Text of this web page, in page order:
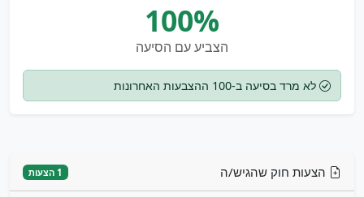
100%
הצביע עם הסיעה
לא מרד בסיעה ב-100 ההצבעות האחרונות
הצעות חוק שהגיש/ה 1 הצעות